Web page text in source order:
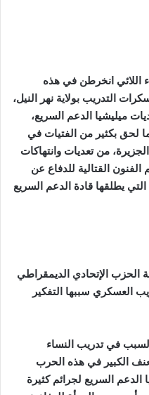
اللائي انخرطن في هذه
التدريب بولاية نهر النيل،
ميليشيا الدعم السريع،
لـ “أفرو نيوز24” إن ما لحق بكثير من الفتيات في
من تعديات وانتهاكات
القتالية للدفاع عن
يطلقها قادة الدعم السريع
الحزب الإتحادي الديمقراطي
العسكري سببها التفكير
لـ ” أفرو نيوز24″ إن السبب في تدريب النساء
الكبير في هذه الحرب
السريع لجرائم كثيرة